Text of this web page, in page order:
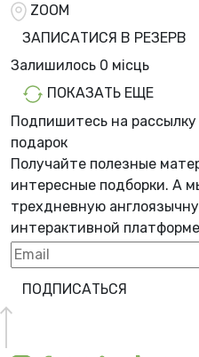
ZOOM
ЗАПИСАТИСЯ В РЕЗЕРВ
Залишилось 0 місць
ПОКАЗАТЬ ЕЩЕ
Подпишитесь на
подарок
Получайте полезные
интересные подборки. А
трехдневную
интерактивной
ПОДПИСАТЬСЯ